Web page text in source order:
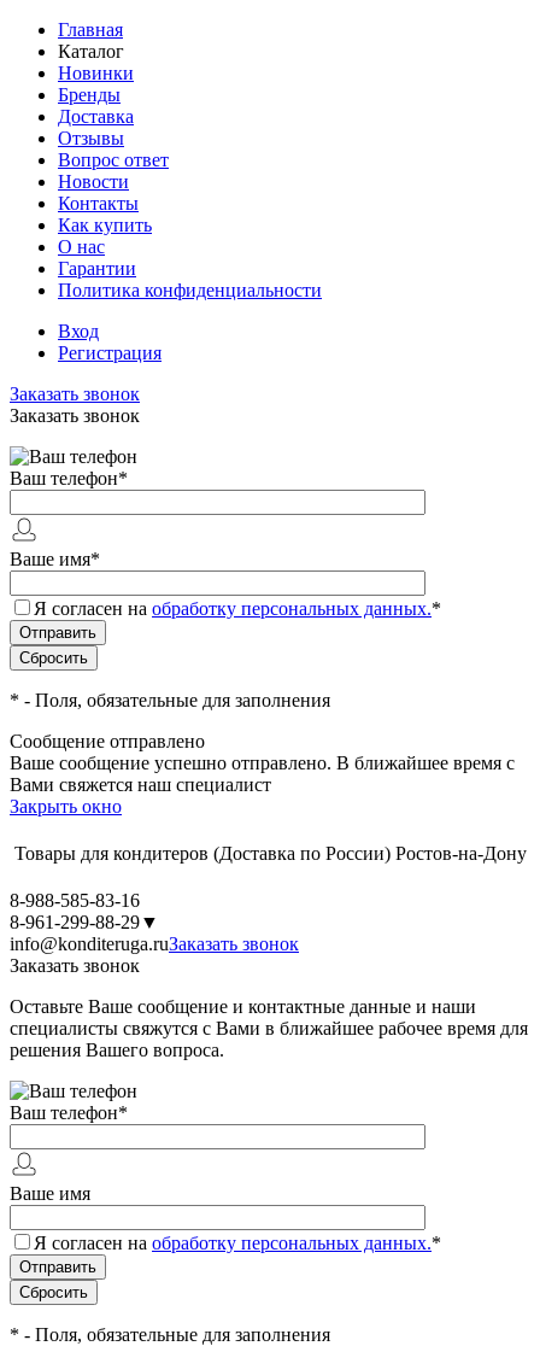
Главная
Каталог
Новинки
Бренды
Доставка
Отзывы
Вопрос ответ
Новости
Контакты
Как купить
О нас
Гарантии
Политика конфиденциальности
Вход
Регистрация
Заказать звонок
Заказать звонок
Ваш телефон*
Ваше имя*
Я согласен на обработку персональных данных.*
* - Поля, обязательные для заполнения
Сообщение отправлено
Ваше сообщение успешно отправлено. В ближайшее время с
Вами свяжется наш специалист
Закрыть окно
Товары для кондитеров (Доставка по России) Ростов-на-Дону
8-988-585-83-16
8-961-299-88-29▼
info@konditeruga.ruЗаказать звонок
Заказать звонок
Оставьте Ваше сообщение и контактные данные и наши
специалисты свяжутся с Вами в ближайшее рабочее время для
решения Вашего вопроса.
Ваш телефон*
Ваше имя
Я согласен на обработку персональных данных.*
* - Поля, обязательные для заполнения